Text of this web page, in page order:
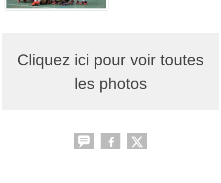
Cliquez ici pour voir toutes
les photos